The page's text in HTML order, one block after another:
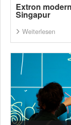
Extron
Singapur
Weiterlesen